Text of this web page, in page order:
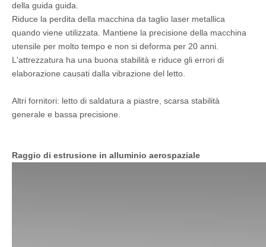
della guida guida.
Riduce la perdita della macchina da taglio laser metallica
quando viene utilizzata. Mantiene la precisione della macchina
utensile per molto tempo e non si deforma per 20 anni.
L'attrezzatura ha una buona stabilità e riduce gli errori di
elaborazione causati dalla vibrazione del letto.
Altri fornitori: letto di saldatura a piastre, scarsa stabilità
generale e bassa precisione.
Raggio di estrusione in alluminio aerospaziale